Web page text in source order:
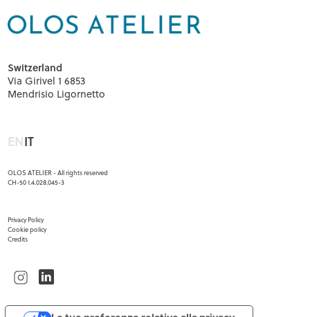
Switzerland
Via Girivel 1 6853
Mendrisio Ligornetto
ENIT
OLOS ATELIER - All rights reserved
CH-50 1.4.028.045-3
Menu footer
Privacy Policy
Cookie policy
Credits